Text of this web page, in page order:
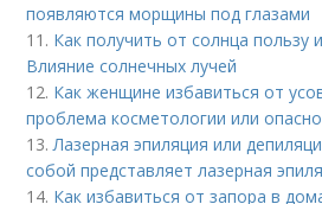
появляются морщины под глазами
11. Как получить от солнца пользу
Влияние солнечных лучей
12. Как женщине избавиться от
проблема косметологии или
13.Лазерная эпиляция или
собой представляет лазерная
14. Как избавиться от запора в